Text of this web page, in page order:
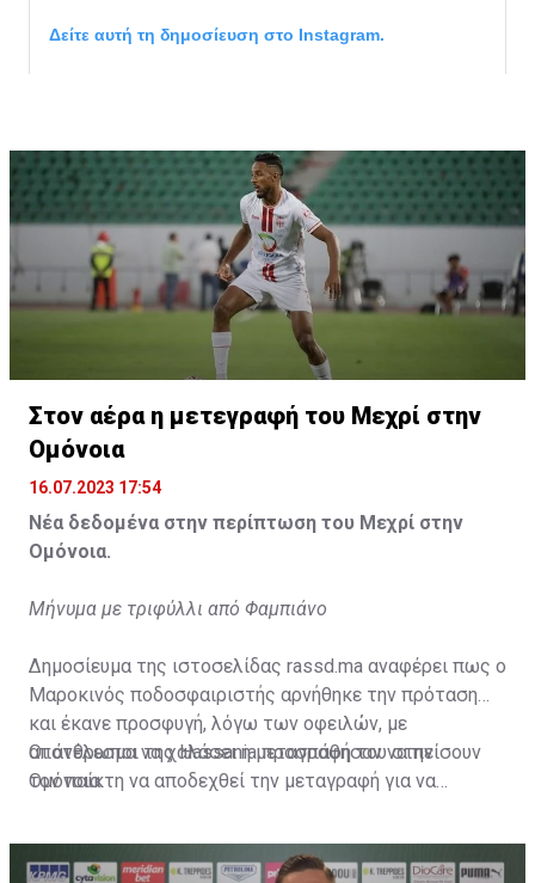
Δείτε αυτή τη δημοσίευση στο Instagram.
Στον αέρα η μετεγραφή του Μεχρί στην
Ομόνοια
16.07.2023 17:54
Νέα δεδομένα στην περίπτωση του Μεχρί στην
Ομόνοια.
Μήνυμα με τριφύλλι από Φαμπιάνο
Δημοσίευμα της ιστοσελίδας rassd.ma αναφέρει πως ο
Μαροκινός ποδοσφαιριστής αρνήθηκε την πρόταση
και έκανε προσφυγή, λόγω των οφειλών, με
αποτέλεσμα να χαλάσει η μεταγραφή του στην
Ομόνοια.
Οι άνθρωποι της Hassania προσπάθησαν να πείσουν
τον παίκτη να αποδεχθεί την μεταγραφή για να
μετακίνησή του, αλλά ο παίκτης αρνήθηκε και επέμεινε
να λύσει το συμβόλαιό του, ώστε να μετακομίσει